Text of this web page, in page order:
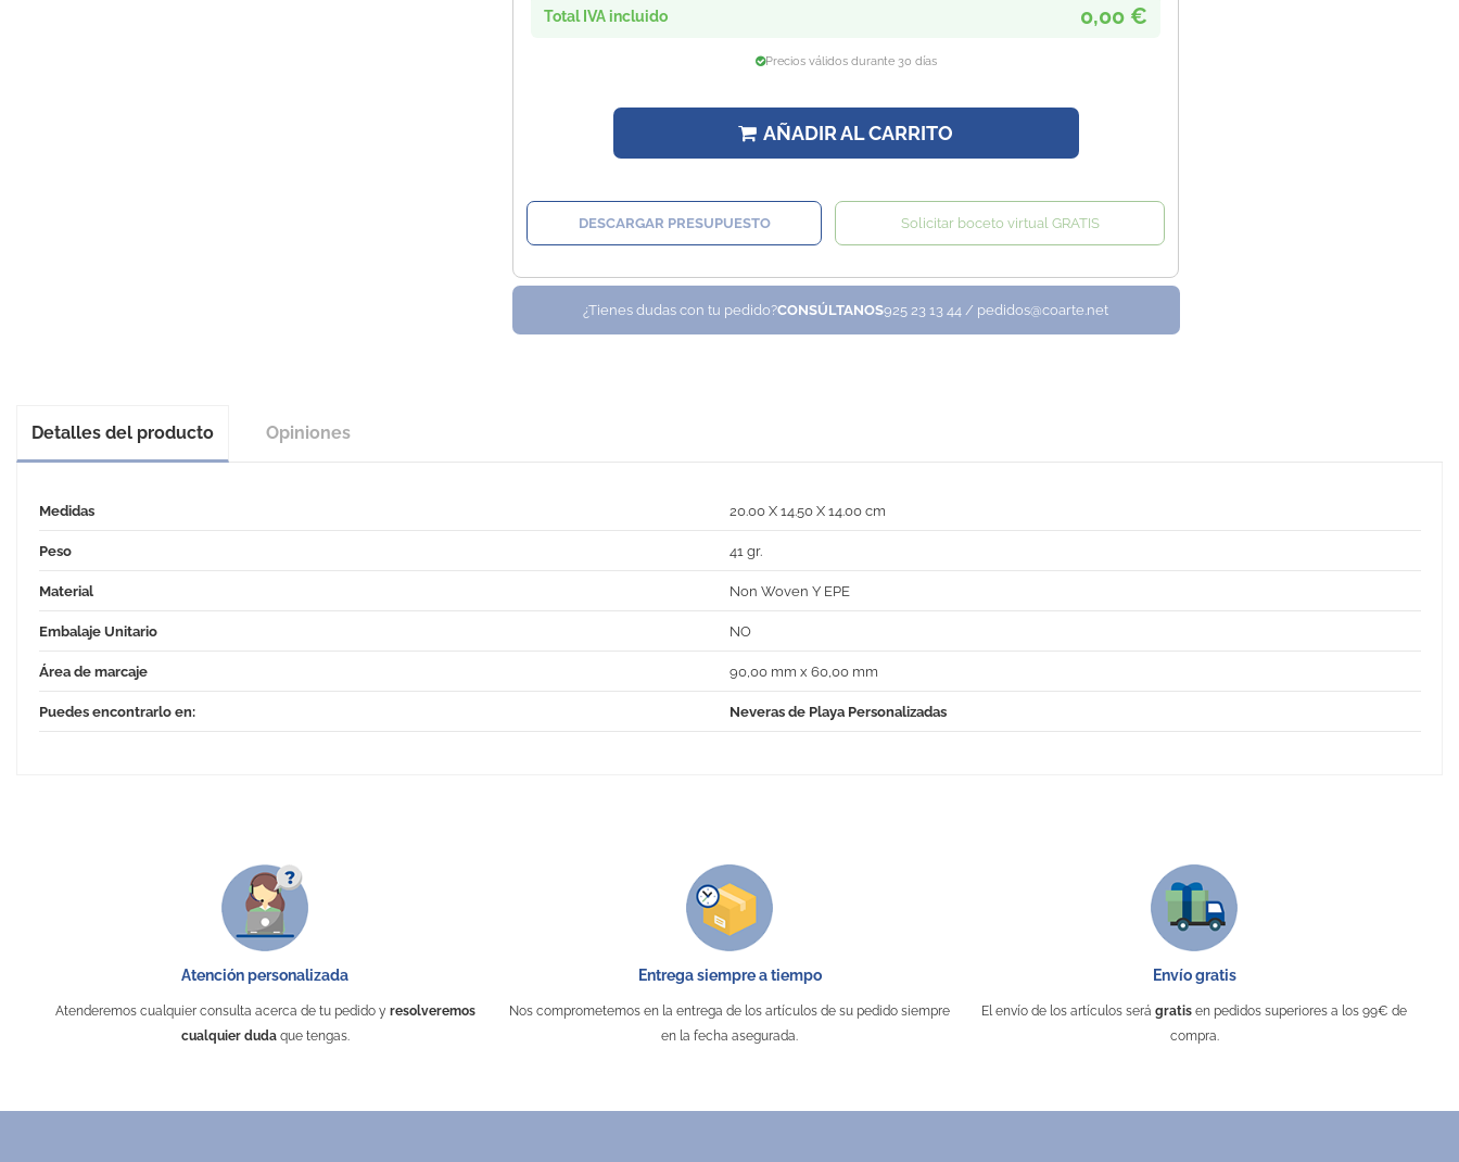
Total IVA incluido 0,00 €
Precios válidos durante 30 días
AÑADIR AL CARRITO
DESCARGAR PRESUPUESTO Solicitar boceto virtual GRATIS
¿Tienes dudas con tu pedido?CONSÚLTANOS925 23 13 44 / pedidos@coarte.net
Detalles del producto Opiniones
Medidas 20.00 X 14.50 X 14.00 cm
Peso 41 gr.
Material Non Woven Y EPE
Embalaje Unitario NO
Área de marcaje 90,00 mm x 60,00 mm
Puedes encontrarlo en: Neveras de Playa Personalizadas
Atención personalizada
Atenderemos cualquier consulta acerca de tu pedido y resolveremos
cualquier dudaque tengas.
Entrega siempre a tiempo
Nos comprometemos en la entrega de los artículos de su pedido siempre
en la fecha asegurada.
Envío gratis
El envío de los artículos será gratis en pedidos superiores a los 99€ de
compra.